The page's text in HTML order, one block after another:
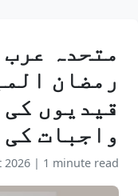
متحدہ
قیدیوں
واجبات
2026 | 1 minute read